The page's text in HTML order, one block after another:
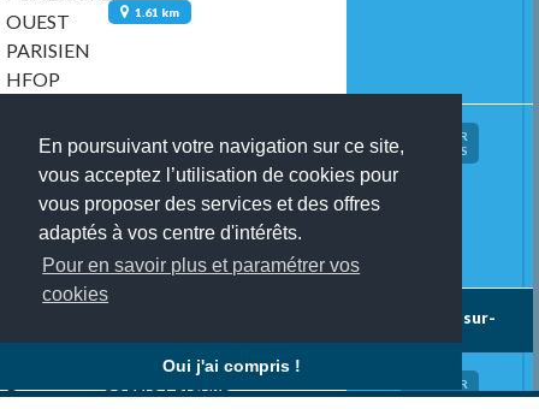
En poursuivant votre navigation sur ce site,
vous acceptez l’utilisation de cookies pour
vous proposer des services et des offres
adaptés à vos centre d'intérêts.
Pour en savoir plus et paramétrer vos
cookies
Oui j'ai compris !
1.61 km
D'ASNIERES LES 2 RIVES
3 AVENUE DE L'ÉGALITÉ
92600 ASNIÈRES SUR SEINE
2.23 km
OBTENIR
UN DEVIS
trouvée(s) autour de asnieres-sur-
seine
POMPES FUNÈBRES
COLLIOT BIGARD
OBTENIR
UN DEVIS